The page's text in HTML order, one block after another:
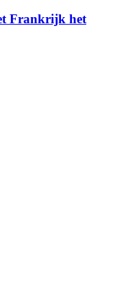
Frankrijk het